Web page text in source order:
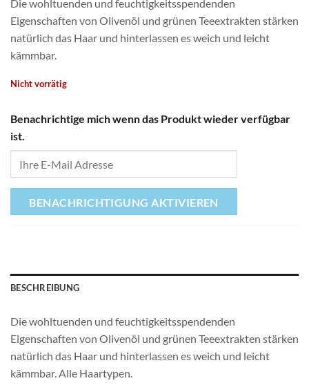
Die wohltuenden und feuchtigkeitsspendenden
Eigenschaften von Olivenöl und grünen Teeextrakten stärken
natürlich das Haar und hinterlassen es weich und leicht
kämmbar.
Nicht vorrätig
Benachrichtige mich wenn das Produkt wieder verfügbar
ist.
BENACHRICHTIGUNG AKTIVIEREN
BESCHREIBUNG
Die wohltuenden und feuchtigkeitsspendenden
Eigenschaften von Olivenöl und grünen Teeextrakten stärken
natürlich das Haar und hinterlassen es weich und leicht
kämmbar. Alle Haartypen.